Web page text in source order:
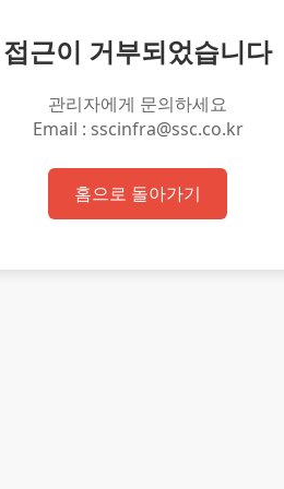
접근이 거부되었습니다
관리자에게 문의하세요
Email : sscinfra@ssc.co.kr
홈으로 돌아가기